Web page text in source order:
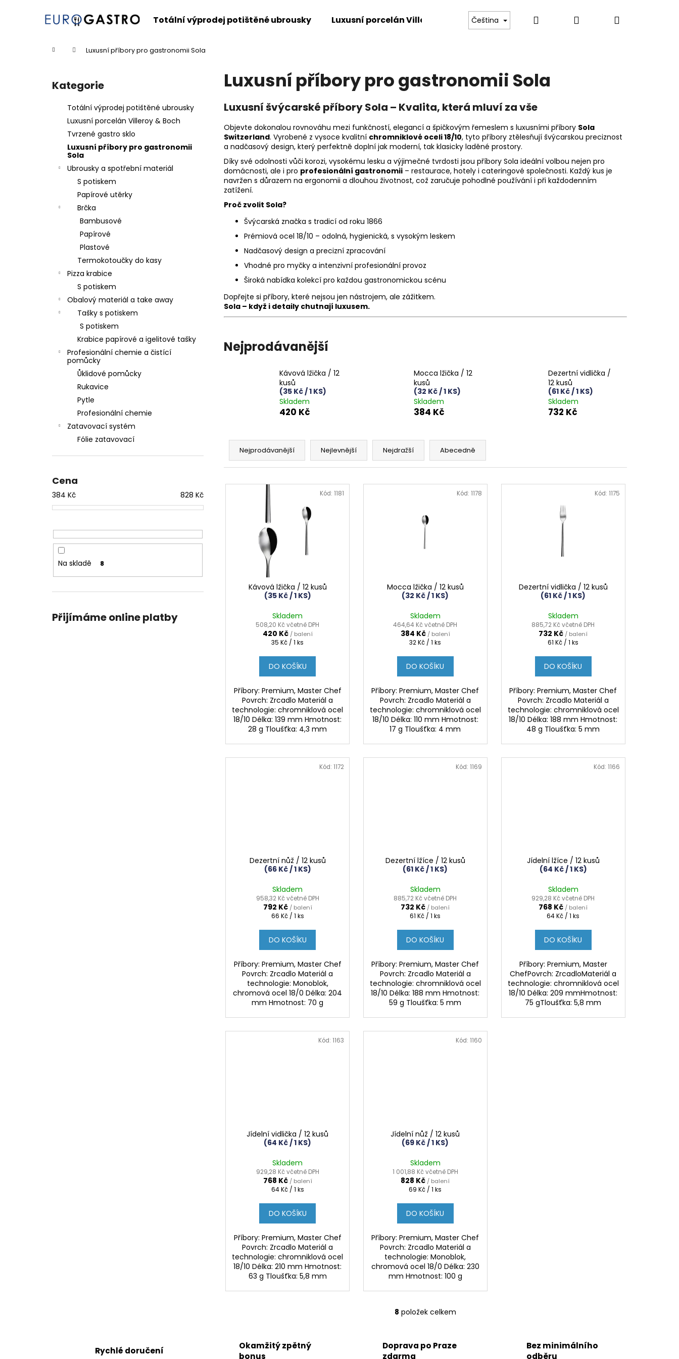
Totální výprodej potištěné ubrousky Luxusní porcelán Villeroy & Boch Tvrzené gastro sklo Luxusní příbory
Čeština Hledat PřihlášeníNákupní
Domů Luxusní příbory pro gastronomii Sola
Přeskočit
kategorie
Kategorie
Totální výprodej potištěné ubrousky
Luxusní porcelán Villeroy & Boch
Tvrzené gastro sklo
Luxusní příbory pro gastronomii
Sola
Ubrousky a spotřební materiál
S potiskem
Papírové utěrky
Brčka
Bambusové
Papírové
Plastové
Termokotoučky do kasy
Pizza krabice
S potiskem
Obalový materiál a take away
Tašky s potiskem
S potiskem
Krabice papírové a igelitové tašky
Profesionální chemie a čistící
pomůcky
Ůklidové pomůcky
Rukavice
Pytle
Profesionální chemie
Zatavovací systém
Fólie zatavovací
Cena
384 Kč 828 Kč
Na skladě 8
Přijímáme online platby
Luxusní příbory pro gastronomii Sola
Luxusní švýcarské příbory Sola – Kvalita, která mluví za vše
Objevte dokonalou rovnováhu mezi funkčností, elegancí a špičkovým řemeslem s luxusními příbory Sola
Switzerland. Vyrobené z vysoce kvalitní chromniklové oceli 18/10, tyto příbory ztělesňují švýcarskou preciznost
a nadčasový design, který perfektně doplní jak moderní, tak klasicky laděné prostory.
Díky své odolnosti vůči korozi, vysokému lesku a výjimečné tvrdosti jsou příbory Sola ideální volbou nejen pro
domácnosti, ale i pro profesionální gastronomii – restaurace, hotely i cateringové společnosti. Každý kus je
navržen s důrazem na ergonomii a dlouhou životnost, což zaručuje pohodlné používání i při každodenním
zatížení.
Proč zvolit Sola?
Švýcarská značka s tradicí od roku 1866
Prémiová ocel 18/10 – odolná, hygienická, s vysokým leskem
Nadčasový design a precizní zpracování
Vhodné pro myčky a intenzivní profesionální provoz
Široká nabídka kolekcí pro každou gastronomickou scénu
Dopřejte si příbory, které nejsou jen nástrojem, ale zážitkem.
Sola – když i detaily chutnají luxusem.
Nejprodávanější
Kávová lžička / 12
kusů
(35 Kč / 1 KS)
Skladem
420 Kč
Mocca lžička / 12
kusů
(32 Kč / 1 KS)
Skladem
384 Kč
Dezertní vidlička /
12 kusů
(61 Kč / 1 KS)
Skladem
732 Kč
Ř
z
Nejprodávanější Nejlevnější Nejdražší Abecedně
V
Kávová lžička / 12 kusů
(35 Kč / 1 KS)
Skladem
508,20 Kč včetně DPH
420 Kč / balení
Měrná
35 Kč / 1 ks
DO KOŠÍKU
Příbory: Premium, Master Chef
Povrch: Zrcadlo Materiál a
technologie: chromniklová ocel
18/10 Délka: 139 mm Hmotnost:
28 g Tloušťka: 4,3 mm
Kód:1181
Mocca lžička / 12 kusů
(32 Kč / 1 KS)
Skladem
464,64 Kč včetně DPH
384 Kč / balení
Měrná
32 Kč / 1 ks
DO KOŠÍKU
Příbory: Premium, Master Chef
Povrch: Zrcadlo Materiál a
technologie: chromniklová ocel
18/10 Délka: 110 mm Hmotnost:
17 g Tloušťka: 4 mm
Kód: 1178
Dezertní vidlička / 12 kusů
(61 Kč / 1 KS)
Skladem
885,72 Kč včetně DPH
732 Kč / balení
Měrná
61 Kč / 1 ks
DO KOŠÍKU
Příbory: Premium, Master Chef
Povrch: Zrcadlo Materiál a
technologie: chromniklová ocel
18/10 Délka: 188 mm Hmotnost:
48 g Tloušťka: 5 mm
Kód: 1175
Dezertní nůž / 12 kusů
(66 Kč / 1 KS)
Skladem
958,32 Kč včetně DPH
792 Kč / balení
Měrná
66 Kč / 1 ks
DO KOŠÍKU
Příbory: Premium, Master Chef
Povrch: Zrcadlo Materiál a
technologie: Monoblok,
chromová ocel 18/0 Délka: 204
mm Hmotnost: 70 g
Kód:1172
Dezertní lžíce / 12 kusů
(61 Kč / 1 KS)
Skladem
885,72 Kč včetně DPH
732 Kč / balení
Měrná
61 Kč / 1 ks
DO KOŠÍKU
Příbory: Premium, Master Chef
Povrch: Zrcadlo Materiál a
technologie: chromniklová ocel
18/10 Délka: 188 mm Hmotnost:
59 g Tloušťka: 5 mm
Kód: 1169
Jídelní lžíce / 12 kusů
(64 Kč / 1 KS)
Skladem
929,28 Kč včetně DPH
768 Kč / balení
Měrná
64 Kč / 1 ks
DO KOŠÍKU
Příbory: Premium, Master
ChefPovrch: ZrcadloMateriál a
technologie: chromniklová ocel
18/10 Délka: 209 mmHmotnost:
75 gTloušťka: 5,8 mm
Kód: 1166
Jídelní vidlička / 12 kusů
(64 Kč / 1 KS)
Skladem
929,28 Kč včetně DPH
768 Kč / balení
Měrná
64 Kč / 1 ks
DO KOŠÍKU
Příbory: Premium, Master Chef
Povrch: Zrcadlo Materiál a
technologie: chromniklová ocel
18/10 Délka: 210 mm Hmotnost:
63 g Tloušťka: 5,8 mm
Kód:1163
Jídelní nůž / 12 kusů
(69 Kč / 1 KS)
Skladem
1 001,88 Kč včetně DPH
828 Kč / balení
Měrná
69 Kč / 1 ks
DO KOŠÍKU
Příbory: Premium, Master Chef
Povrch: Zrcadlo Materiál a
technologie: Monoblok,
chromová ocel 18/0 Délka: 230
mm Hmotnost: 100 g
Kód: 1160
O
á
8 položek celkem
Rychlé doručení
Okamžitý zpětný
bonus
Doprava po Praze
zdarma
Bez minimálního
odběru
Zpět
Zpět
Doporučujeme